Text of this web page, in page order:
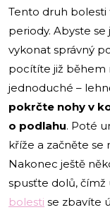
Tento druh
periody. Abyste se
vykonat správný
pocítíte již během
jednoduché –
pokrčte nohy v
o podlahu. Poté
kříže a začněte
Nakonec ještě
spusťte dolů,
bolesti se zbavíte